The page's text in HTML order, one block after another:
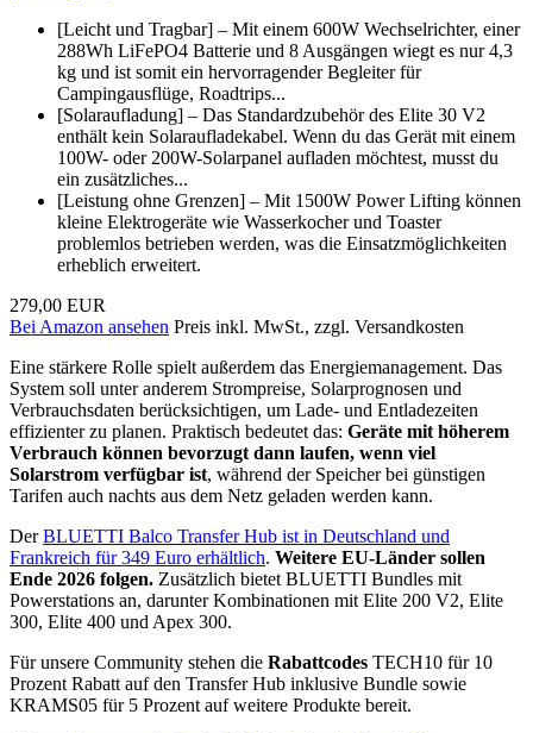
[Leicht und Tragbar] – Mit einem 600W Wechselrichter, einer
288Wh LiFePO4 Batterie und 8 Ausgängen wiegt es nur 4,3
kg und ist somit ein hervorragender Begleiter für
Campingausflüge, Roadtrips...
[Solaraufladung] – Das Standardzubehör des Elite 30 V2
enthält kein Solaraufladekabel. Wenn du das Gerät mit einem
100W- oder 200W-Solarpanel aufladen möchtest, musst du
ein zusätzliches...
[Leistung ohne Grenzen] – Mit 1500W Power Lifting können
kleine Elektrogeräte wie Wasserkocher und Toaster
problemlos betrieben werden, was die Einsatzmöglichkeiten
erheblich erweitert.
279,00 EUR
Bei Amazon ansehen Preis inkl. MwSt., zzgl. Versandkosten
Eine stärkere Rolle spielt außerdem das Energiemanagement. Das
System soll unter anderem Strompreise, Solarprognosen und
Verbrauchsdaten berücksichtigen, um Lade- und Entladezeiten
effizienter zu planen. Praktisch bedeutet das: Geräte mit höherem
Verbrauch können bevorzugt dann laufen, wenn viel
Solarstrom verfügbar ist, während der Speicher bei günstigen
Tarifen auch nachts aus dem Netz geladen werden kann.
DerBLUETTI Balco Transfer Hub ist in Deutschland und
Frankreich für 349 Euro erhältlich. Weitere EU-Länder sollen
Ende 2026 folgen. Zusätzlich bietet BLUETTI Bundles mit
Powerstations an, darunter Kombinationen mit Elite 200 V2, Elite
300, Elite 400 und Apex 300.
Für unsere Community stehen die Rabattcodes TECH10 für 10
Prozent Rabatt auf den Transfer Hub inklusive Bundle sowie
KRAMS05 für 5 Prozent auf weitere Produkte bereit.